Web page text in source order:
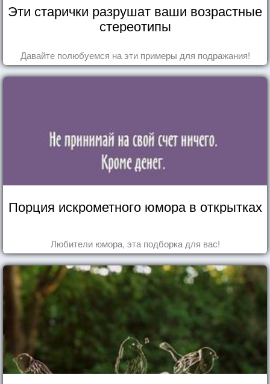
Эти старички разрушат ваши возрастные
стереотипы
Давайте полюбуемся на эти примеры для подражания!
Порция искрометного юмора в открытках
Любители юмора, эта подборка для вас!